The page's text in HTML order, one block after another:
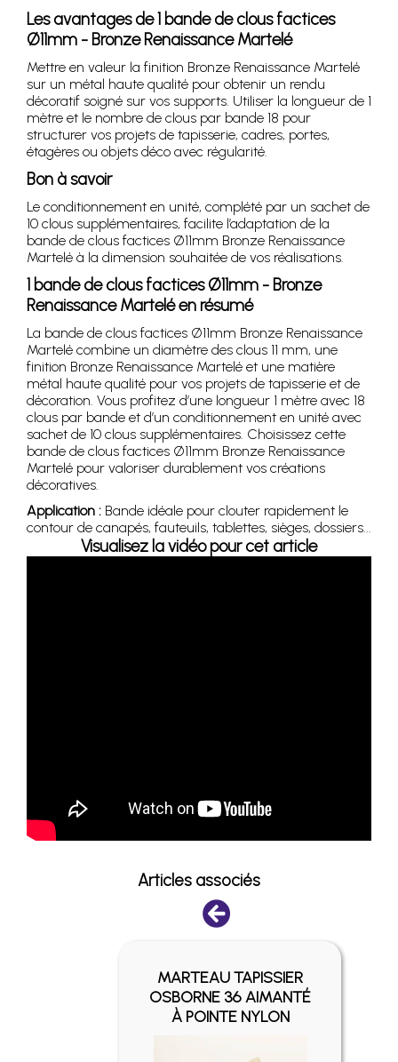
Les avantages de 1 bande de clous factices
Ø11mm - Bronze Renaissance Martelé
Mettre en valeur la finition Bronze Renaissance Martelé
sur un métal haute qualité pour obtenir un rendu
décoratif soigné sur vos supports. Utiliser la longueur de 1
mètre et le nombre de clous par bande 18 pour
structurer vos projets de tapisserie, cadres, portes,
étagères ou objets déco avec régularité.
Bon à savoir
Le conditionnement en unité, complété par un sachet de
10 clous supplémentaires, facilite l’adaptation de la
bande de clous factices Ø11mm Bronze Renaissance
Martelé à la dimension souhaitée de vos réalisations.
1 bande de clous factices Ø11mm - Bronze
Renaissance Martelé en résumé
La bande de clous factices Ø11mm Bronze Renaissance
Martelé combine un diamètre des clous 11 mm, une
finition Bronze Renaissance Martelé et une matière
métal haute qualité pour vos projets de tapisserie et de
décoration. Vous profitez d’une longueur 1 mètre avec 18
clous par bande et d’un conditionnement en unité avec
sachet de 10 clous supplémentaires. Choisissez cette
bande de clous factices Ø11mm Bronze Renaissance
Martelé pour valoriser durablement vos créations
décoratives.
Application : Bande idéale pour clouter rapidement le
contour de canapés, fauteuils, tablettes, sièges, dossiers...
Visualisez la vidéo pour cet article
Articles associés
MARTEAU TAPISSIER
OSBORNE 36 AIMANTÉ
À POINTE NYLON